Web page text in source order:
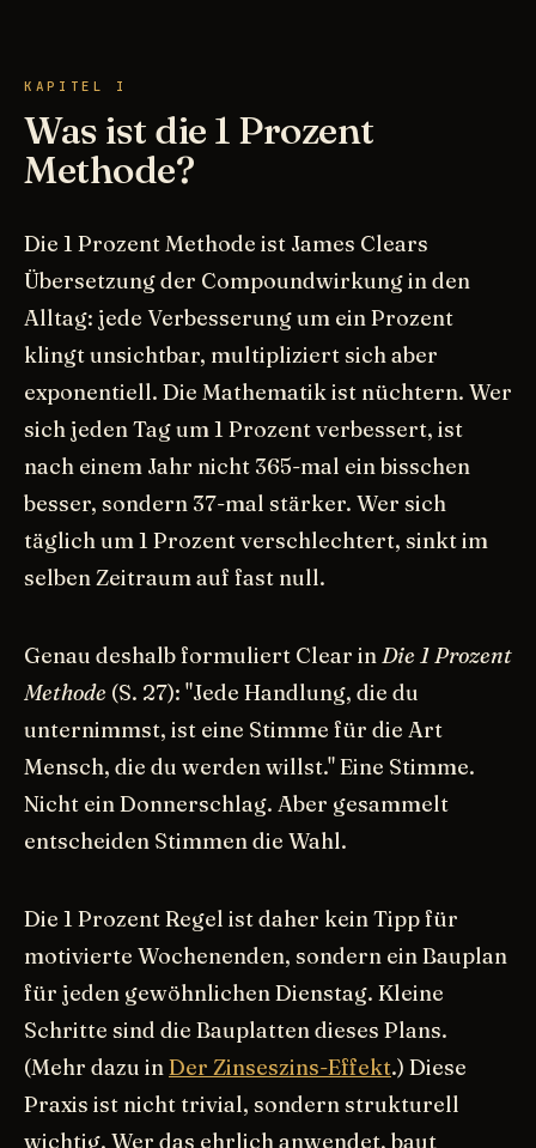
KAPITEL I
Was ist die 1 Prozent
Methode?
Die 1 Prozent Methode ist James Clears
Übersetzung der Compoundwirkung in den
Alltag: jede Verbesserung um ein Prozent
klingt unsichtbar, multipliziert sich aber
exponentiell. Die Mathematik ist nüchtern. Wer
sich jeden Tag um 1 Prozent verbessert, ist
nach einem Jahr nicht 365-mal ein bisschen
besser, sondern 37-mal stärker. Wer sich
täglich um 1 Prozent verschlechtert, sinkt im
selben Zeitraum auf fast null.
Genau deshalb formuliert Clear inDie 1 Prozent
Methode (S. 27): "Jede Handlung, die du
unternimmst, ist eine Stimme für die Art
Mensch, die du werden willst." Eine Stimme.
Nicht ein Donnerschlag. Aber gesammelt
entscheiden Stimmen die Wahl.
Die 1 Prozent Regel ist daher kein Tipp für
motivierte Wochenenden, sondern ein Bauplan
für jeden gewöhnlichen Dienstag. Kleine
Schritte sind die Bauplatten dieses Plans.
(Mehr dazu inDer Zinseszins-Effekt.) Diese
Praxis ist nicht trivial, sondern strukturell
wichtig. Wer das ehrlich anwendet, baut